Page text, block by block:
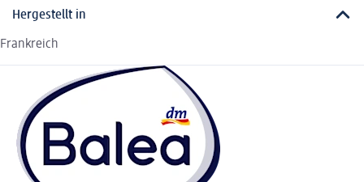
Hergestellt in
Frankreich